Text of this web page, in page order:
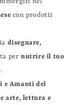
con prodotti
disegnare,
per nutrire il tuo
.
e Amanti del
arte, lettura e